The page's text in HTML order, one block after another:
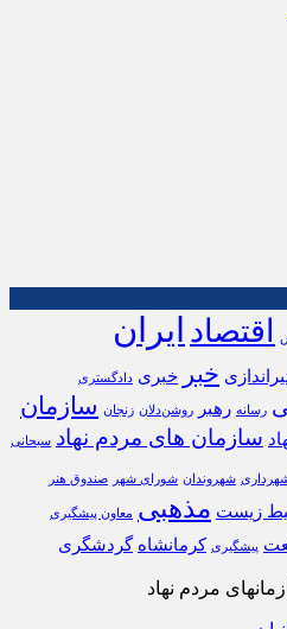
اقتصاد ایران
خبر خبری دادگستری
رسانه رهبر روشن‌دلان زنجان سازمان
سازمان های مردم نهاد سبحانی
شهروندان شورای شهر صندوق هنر
زیست مذهبی معاون پیشگیری
پیشگیری کرمانشاه گردشگری
مردم نهاد